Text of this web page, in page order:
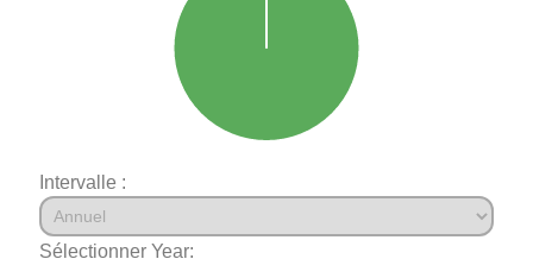
Intervalle :
Sélectionner Year: